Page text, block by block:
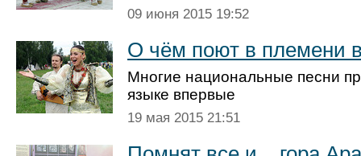
09 июня 2015 19:52
О чём поют в племени
Многие национальные песни
языке впервые
19 мая 2015 21:51